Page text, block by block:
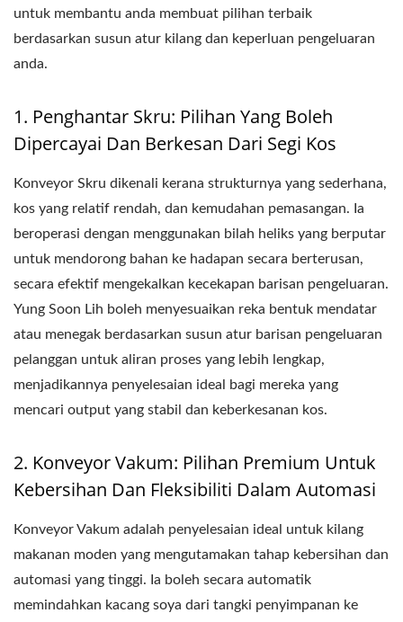
untuk membantu anda membuat pilihan terbaik
berdasarkan susun atur kilang dan keperluan pengeluaran
anda.
1. Penghantar Skru: Pilihan Yang Boleh
Dipercayai Dan Berkesan Dari Segi Kos
Konveyor Skru dikenali kerana strukturnya yang sederhana,
kos yang relatif rendah, dan kemudahan pemasangan. Ia
beroperasi dengan menggunakan bilah heliks yang berputar
untuk mendorong bahan ke hadapan secara berterusan,
secara efektif mengekalkan kecekapan barisan pengeluaran.
Yung Soon Lih boleh menyesuaikan reka bentuk mendatar
atau menegak berdasarkan susun atur barisan pengeluaran
pelanggan untuk aliran proses yang lebih lengkap,
menjadikannya penyelesaian ideal bagi mereka yang
mencari output yang stabil dan keberkesanan kos.
2. Konveyor Vakum: Pilihan Premium Untuk
Kebersihan Dan Fleksibiliti Dalam Automasi
Konveyor Vakum adalah penyelesaian ideal untuk kilang
makanan moden yang mengutamakan tahap kebersihan dan
automasi yang tinggi. Ia boleh secara automatik
memindahkan kacang soya dari tangki penyimpanan ke